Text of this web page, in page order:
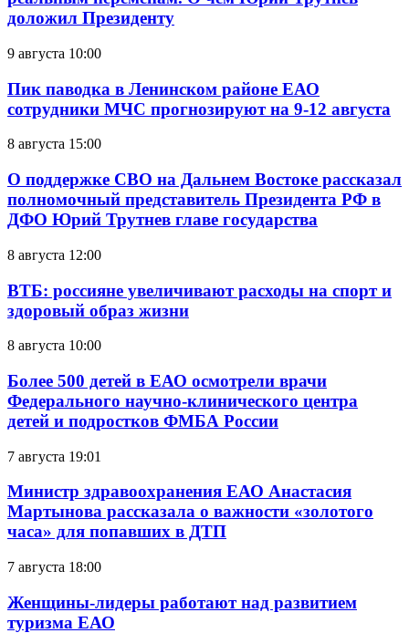
доложил Президенту
9 августа 10:00
Пик паводка в Ленинском районе ЕАО
сотрудники МЧС прогнозируют на 9-12 августа
8 августа 15:00
О поддержке СВО на Дальнем Востоке рассказал
полномочный представитель Президента РФ в
ДФО Юрий Трутнев главе государства
8 августа 12:00
ВТБ: россияне увеличивают расходы на спорт и
здоровый образ жизни
8 августа 10:00
Более 500 детей в ЕАО осмотрели врачи
Федерального научно-клинического центра
детей и подростков ФМБА России
7 августа 19:01
Министр здравоохранения ЕАО Анастасия
Мартынова рассказала о важности «золотого
часа» для попавших в ДТП
7 августа 18:00
Женщины-лидеры работают над развитием
туризма ЕАО